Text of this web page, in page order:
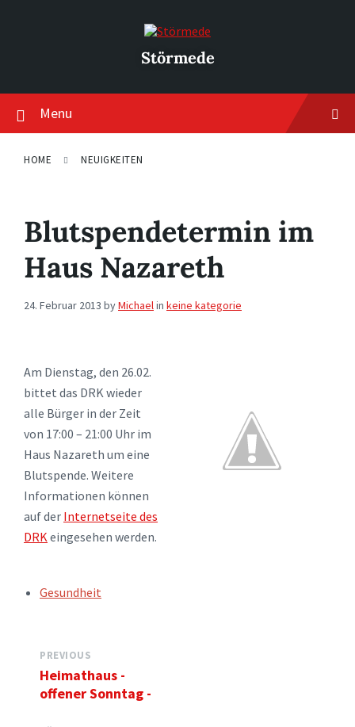
Störmede
Menu
HOME NEUIGKEITEN
Blutspendetermin im
Haus Nazareth
24. Februar 2013 byMichaelin keine kategorie
Am Dienstag, den 26.02.
bittet das DRK wieder
alle Bürger in der Zeit
von 17:00 – 21:00 Uhr im
Haus Nazareth um eine
Blutspende. Weitere
Informationen können
auf der Internetseite des
DRKeingesehen werden.
TAGS:Gesundheit
PREVIOUS
Heimathaus -
offener Sonntag -